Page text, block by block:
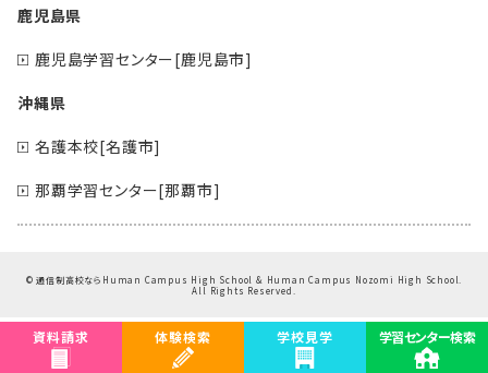
鹿児島県
鹿児島学習センター[鹿児島市]
沖縄県
名護本校[名護市]
那覇学習センター[那覇市]
©通信制高校ならHuman Campus High School & Human Campus Nozomi High School.
All Rights Reserved.
資料請求 体験検索 学校見学 学習センター検索